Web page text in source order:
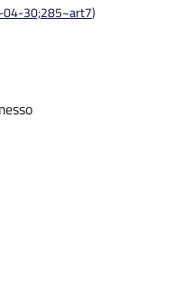
04-30;285~art7)